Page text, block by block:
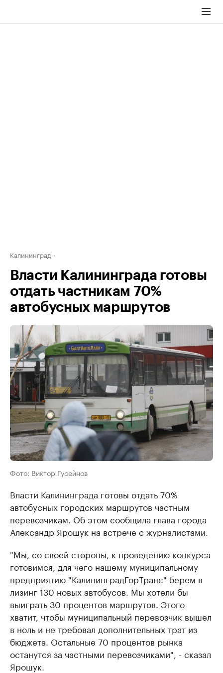
Калининград
Власти Калининграда готовы
отдать частникам 70%
автобусных маршрутов
Фото: Виктор Гусейнов
Власти Калининграда готовы отдать 70%
автобусных городских маршрутов частным
перевозчикам. Об этом сообщила глава города
Александр Ярошук на встрече с журналистами.
"Мы, со своей стороны, к проведению конкурса
готовимся, для чего нашему муниципальному
предприятию "КалининградГорТранс" берем в
лизинг 130 новых автобусов. Мы хотели бы
выиграть 30 процентов маршрутов. Этого
хватит, чтобы муниципальный перевозчик вышел
в ноль и не требовал дополнительных трат из
бюджета. Остальные 70 процентов рынка
останутся за частными перевозчиками", - сказал
Ярошук.